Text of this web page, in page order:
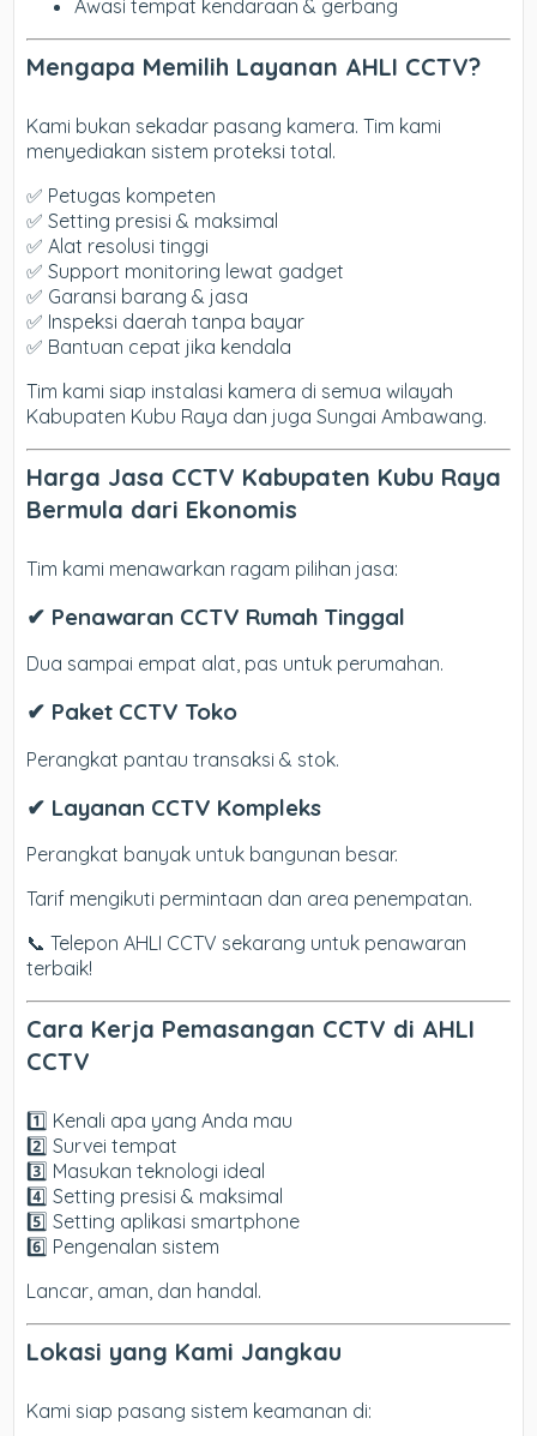
Awasi tempat kendaraan & gerbang
Mengapa Memilih Layanan AHLI CCTV?
Kami bukan sekadar pasang kamera. Tim kami
menyediakan sistem proteksi total.
✅ Petugas kompeten
✅ Setting presisi & maksimal
✅ Alat resolusi tinggi
✅ Support monitoring lewat gadget
✅ Garansi barang & jasa
✅ Inspeksi daerah tanpa bayar
✅ Bantuan cepat jika kendala
Tim kami siap instalasi kamera di semua wilayah
Kabupaten Kubu Raya dan juga Sungai Ambawang.
Harga Jasa CCTV Kabupaten Kubu Raya
Bermula dari Ekonomis
Tim kami menawarkan ragam pilihan jasa:
✔ Penawaran CCTV Rumah Tinggal
Dua sampai empat alat, pas untuk perumahan.
✔ Paket CCTV Toko
Perangkat pantau transaksi & stok.
✔ Layanan CCTV Kompleks
Perangkat banyak untuk bangunan besar.
Tarif mengikuti permintaan dan area penempatan.
📞 Telepon AHLI CCTV sekarang untuk penawaran
terbaik!
Cara Kerja Pemasangan CCTV di AHLI
CCTV
1️⃣ Kenali apa yang Anda mau
2️⃣ Survei tempat
3️⃣ Masukan teknologi ideal
4️⃣ Setting presisi & maksimal
5️⃣ Setting aplikasi smartphone
6️⃣ Pengenalan sistem
Lancar, aman, dan handal.
Lokasi yang Kami Jangkau
Kami siap pasang sistem keamanan di: